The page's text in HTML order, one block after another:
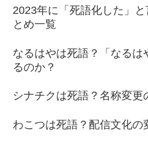
2023年に「死語化した」
とめ一覧
なるはやは死語？「なるは
るのか？
シナチクは死語？名称変更
わこつは死語？配信文化の